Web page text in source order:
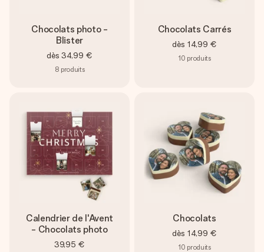
Chocolats photo -
Blister
dès 34,99 €
8 produits
Chocolats Carrés
dès 14,99 €
10 produits
Calendrier de l'Avent
- Chocolats photo
39,95 €
Chocolats
dès 14,99 €
10 produits